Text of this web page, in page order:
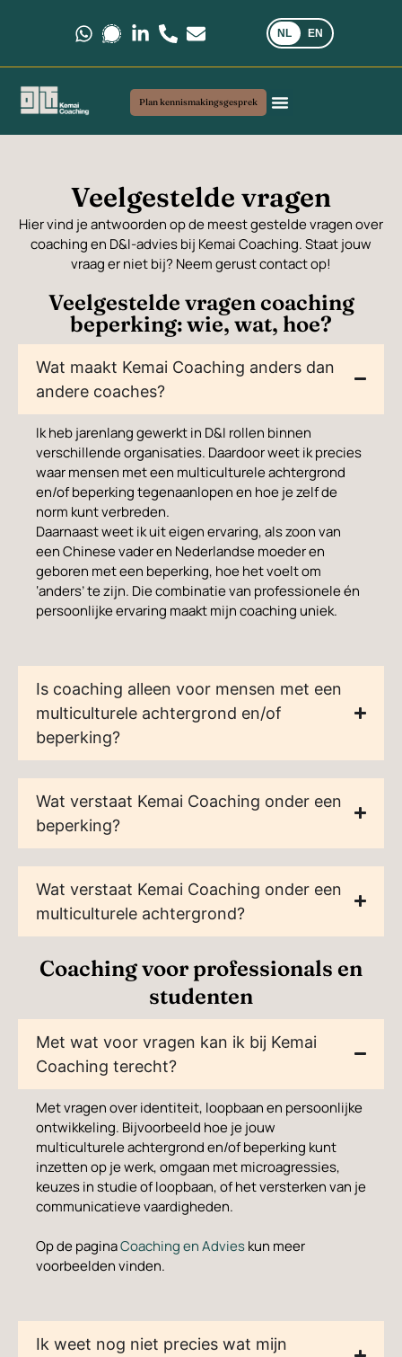
Stuur ons een bericht via WhatsApp.
Stuur ons een bericht via Signal.
Volg ons op LinkedIn.
Bel ons op +31 6 35 69 03 40
Stuur ons een e-mail via
NL EN
Plan kennismakingsgesprek
Veelgestelde vragen
Hier vind je antwoorden op de meest gestelde vragen over
coaching en D&I-advies bij Kemai Coaching. Staat jouw
vraag er niet bij? Neem gerust contact op!
Veelgestelde vragen coaching
beperking: wie, wat, hoe?
Wat maakt Kemai Coaching anders dan
andere coaches?
Ik heb jarenlang gewerkt in D&I rollen binnen
verschillende organisaties. Daardoor weet ik precies
waar mensen met een multiculturele achtergrond
en/of beperking tegenaanlopen en hoe je zelf de
norm kunt verbreden.
Daarnaast weet ik uit eigen ervaring, als zoon van
een Chinese vader en Nederlandse moeder en
geboren met een beperking, hoe het voelt om
‘anders’ te zijn. Die combinatie van professionele én
persoonlijke ervaring maakt mijn coaching uniek.
Is coaching alleen voor mensen met een
multiculturele achtergrond en/of
beperking?
Wat verstaat Kemai Coaching onder een
beperking?
Wat verstaat Kemai Coaching onder een
multiculturele achtergrond?
Coaching voor professionals en
studenten
Met wat voor vragen kan ik bij Kemai
Coaching terecht?
Met vragen over identiteit, loopbaan en persoonlijke
ontwikkeling. Bijvoorbeeld hoe je jouw
multiculturele achtergrond en/of beperking kunt
inzetten op je werk, omgaan met microagressies,
keuzes in studie of loopbaan, of het versterken van je
communicatieve vaardigheden.
Op de paginaCoaching en Advieskun meer
voorbeelden vinden.
Ik weet nog niet precies wat mijn